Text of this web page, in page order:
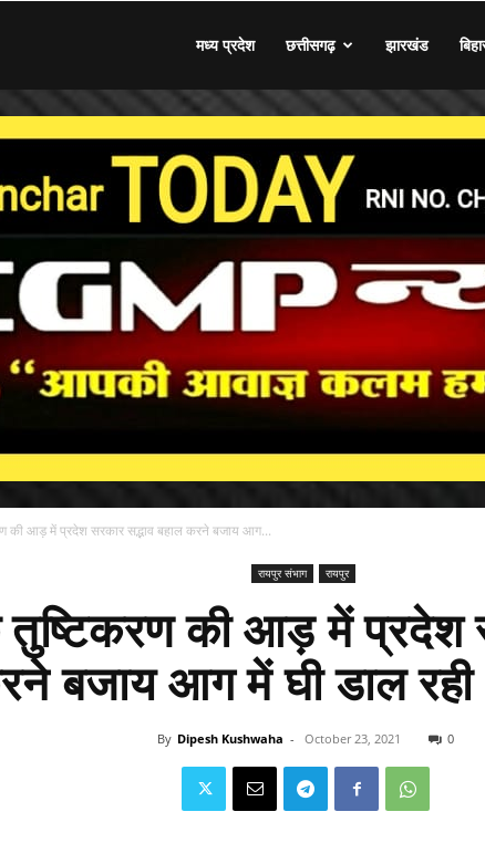
मध्य प्रदेश छत्तीसगढ़ झारखंड
की आड़ में प्रदेश सरकार सद्भाव बहाल करने बजाय आग...
रायपुर संभाग रायपुर
तुष्टिकरण की आड़ में प्रदेश
बजाय आग में घी डाल रही
By Dipesh Kushwaha - October 23, 2021 0